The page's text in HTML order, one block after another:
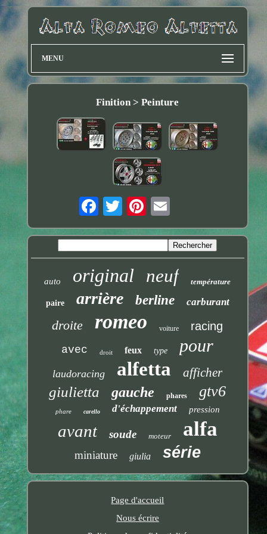
MENU
Finition > Peinture
auto original neuf température
paire arrière berline carburant
droite romeo voiture racing
avec droit feux type pour
laudoracing alfetta afficher
giulietta gauche phares gtv6
phare carello d'échappement pression
avant soude moteur alfa
miniature giulia série
Page d'accueil
Nous écrire